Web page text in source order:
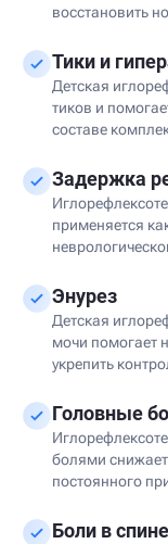
восстановить
Тики и
Детская
тиков и
составе
Задержка
применяется
Энурез
Детская
мочи помогает
укрепить
Головные
болями снижает
постоянного
Боли в